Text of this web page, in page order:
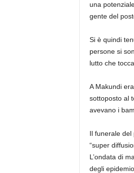
una
gente del
Si è quindi
persone si
lutto che
A Makundi
sottoposto al
avevano i
Il funerale
“super
L’ondata di
degli